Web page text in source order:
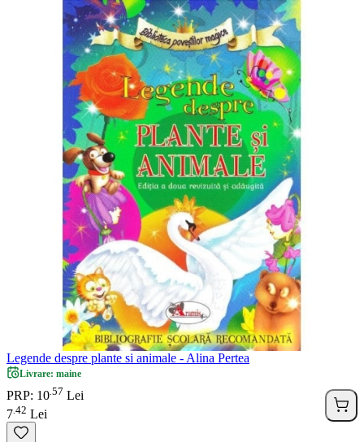
Legende despre plante si animale - Alina Pertea
Livrare: maine
PRP: 10 57 Lei
7 42 Lei